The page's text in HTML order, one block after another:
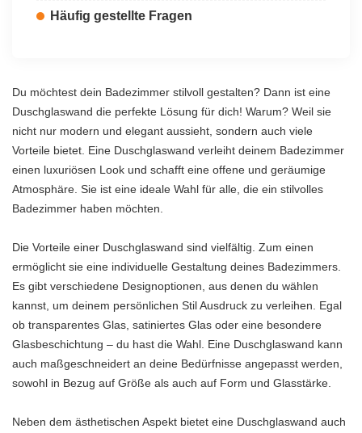
Häufig gestellte Fragen
Du möchtest dein Badezimmer stilvoll gestalten? Dann ist eine
Duschglaswand die perfekte Lösung für dich! Warum? Weil sie
nicht nur modern und elegant aussieht, sondern auch viele
Vorteile bietet. Eine Duschglaswand verleiht deinem Badezimmer
einen luxuriösen Look und schafft eine offene und geräumige
Atmosphäre. Sie ist eine ideale Wahl für alle, die ein stilvolles
Badezimmer haben möchten.
Die Vorteile einer Duschglaswand sind vielfältig. Zum einen
ermöglicht sie eine individuelle Gestaltung deines Badezimmers.
Es gibt verschiedene Designoptionen, aus denen du wählen
kannst, um deinem persönlichen Stil Ausdruck zu verleihen. Egal
ob transparentes Glas, satiniertes Glas oder eine besondere
Glasbeschichtung – du hast die Wahl. Eine Duschglaswand kann
auch maßgeschneidert an deine Bedürfnisse angepasst werden,
sowohl in Bezug auf Größe als auch auf Form und Glasstärke.
Neben dem ästhetischen Aspekt bietet eine Duschglaswand auch